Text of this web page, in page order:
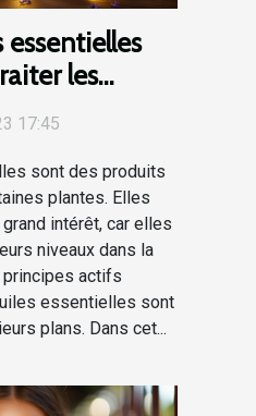
essentielles
les
17:45
sont des produits
plantes. Elles
grand intérêt, car elles
niveaux dans la
principes actifs
essentielles sont
plans. Dans cet...